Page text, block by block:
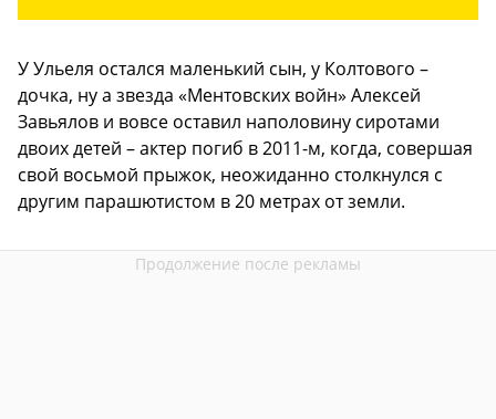
У Ульеля остался маленький сын, у Колтового –
дочка, ну а звезда «Ментовских войн» Алексей
Завьялов и вовсе оставил наполовину сиротами
двоих детей – актер погиб в 2011-м, когда, совершая
свой восьмой прыжок, неожиданно столкнулся с
другим парашютистом в 20 метрах от земли.